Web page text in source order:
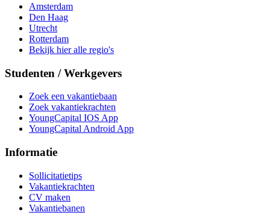
Amsterdam
Den Haag
Utrecht
Rotterdam
Bekijk hier alle regio's
Studenten / Werkgevers
Zoek een vakantiebaan
Zoek vakantiekrachten
YoungCapital IOS App
YoungCapital Android App
Informatie
Sollicitatietips
Vakantiekrachten
CV maken
Vakantiebanen